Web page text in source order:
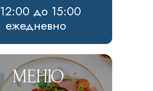
до 15:00
ежедневно
МЕНЮ